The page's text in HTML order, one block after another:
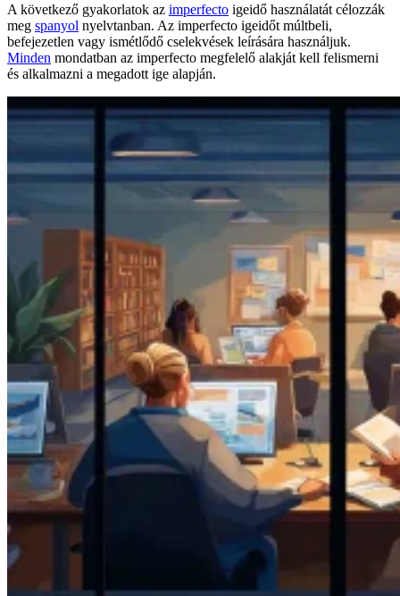
A következő gyakorlatok az imperfecto igeidő használatát célozzák
meg spanyol nyelvtanban. Az imperfecto igeidőt múltbeli,
befejezetlen vagy ismétlődő cselekvések leírására használjuk.
Minden mondatban az imperfecto megfelelő alakját kell felismerni
és alkalmazni a megadott ige alapján.